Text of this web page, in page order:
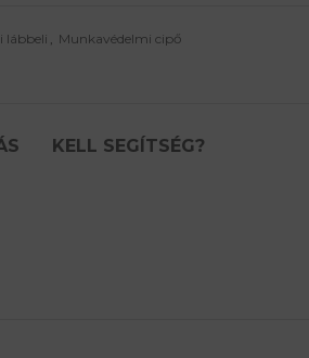
lábbeli , Munkavédelmi cipő
KELL SEGÍTSÉG?